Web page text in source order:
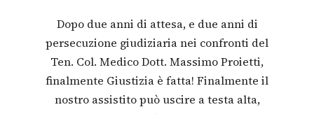
Dopo due anni di attesa, e due anni di
persecuzione giudiziaria nei confronti del
Ten. Col. Medico Dott. Massimo Proietti,
finalmente Giustizia è fatta! Finalmente il
nostro assistito può uscire a testa alta,